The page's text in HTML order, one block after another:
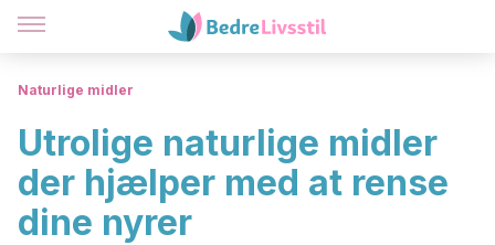
Naturlige midler
Utrolige naturlige midler
der hjælper med at rense
dine nyrer